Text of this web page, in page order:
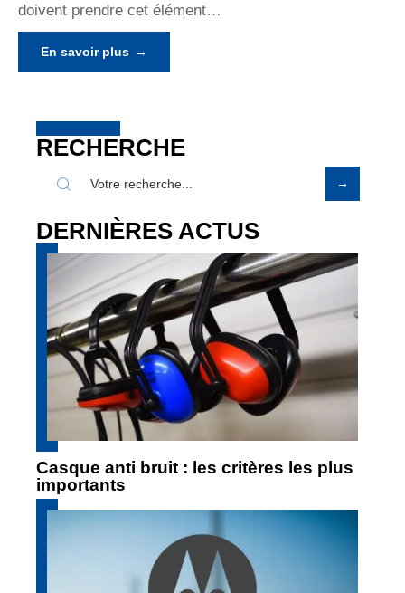
doivent prendre cet élément…
En savoir plus
RECHERCHE
DERNIÈRES ACTUS
Casque anti bruit : les critères les plus
importants